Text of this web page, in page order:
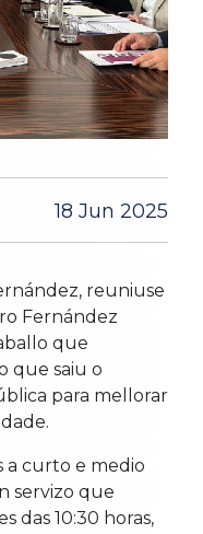
18 Jun 2025
reuniuse
Fernández
que
que saiu o
para mellorar
a curto e medio
servizo que
das 10:30 horas,